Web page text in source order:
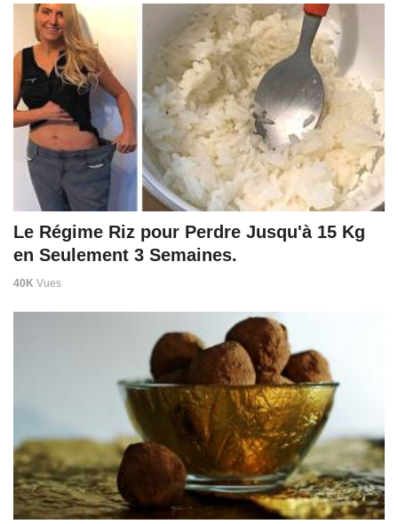
Le Régime Riz pour Perdre Jusqu'à 15 Kg
en Seulement 3 Semaines.
40K Vues